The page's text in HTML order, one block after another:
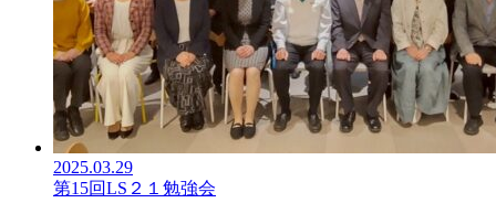
2025.03.29
第15回LS２１勉強会